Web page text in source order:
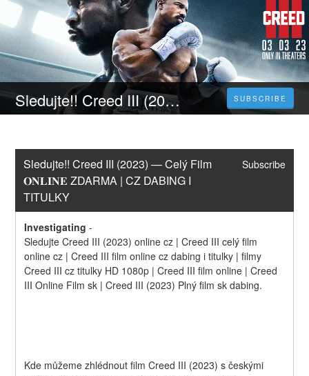
Sledujte!! Creed III (2023) — Celý Film 𝐎𝐍𝐋𝐈𝐍𝐄 ZDARMA | CZ DABING I TITULKY SUBSCRIBE
Sledujte!! Creed III (2023) — Celý Film
𝐎𝐍𝐋𝐈𝐍𝐄 ZDARMA | CZ DABING I
TITULKY
Subscribe
Investigating -
Sledujte Creed III (2023) online cz | Creed III celý film
online cz | Creed III film online cz dabing i titulky | filmy
Creed III cz titulky HD 1080p | Creed III film online | Creed
III Online Film sk | Creed III (2023) Plný film sk dabing.
Kde můžeme zhlédnout film Creed III (2023) s českými